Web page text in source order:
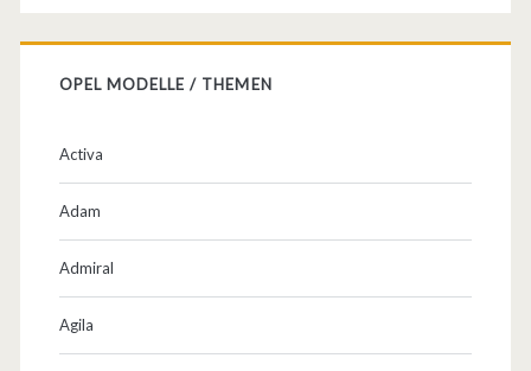
b
OPEL MODELLE / THEMEN
Activa
Adam
Admiral
Agila